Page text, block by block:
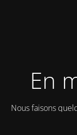
En
Nous faisons